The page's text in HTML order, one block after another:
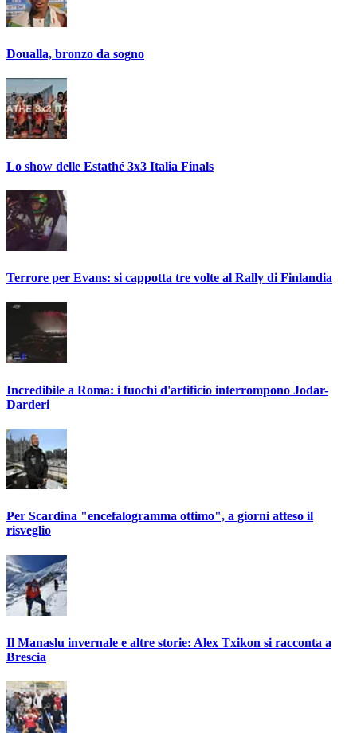
Doualla, bronzo da sogno
Lo show delle Estathé 3x3 Italia Finals
Terrore per Evans: si cappotta tre volte al Rally di Finlandia
Incredibile a Roma: i fuochi d'artificio interrompono Jodar-
Darderi
Per Scardina "encefalogramma ottimo", a giorni atteso il
risveglio
Il Manaslu invernale e altre storie: Alex Txikon si racconta a
Brescia